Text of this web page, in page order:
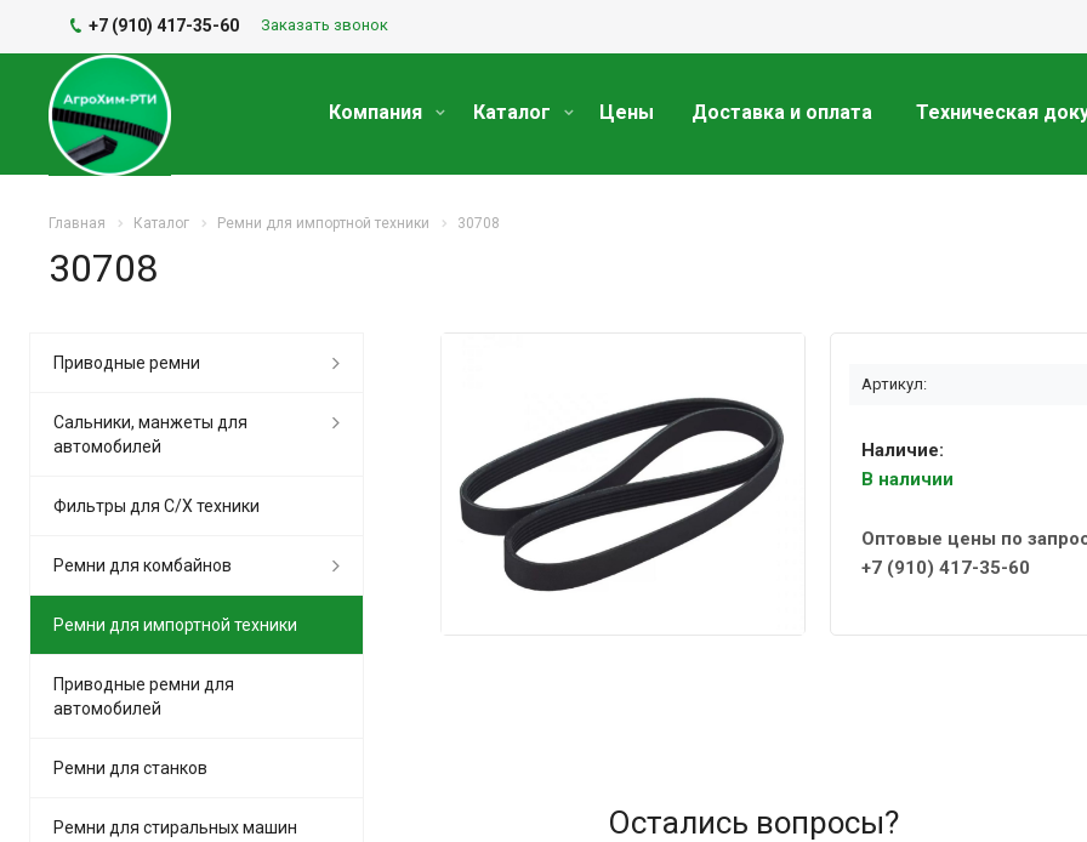
+7 (910) 417-35-60 Заказать звонок
Компания Каталог Цены Доставка и оплата Техническая
Главная Каталог Ремни для импортной техники 30708
30708
Артикул:
Наличие:
В наличии
Оптовые цены по
+7 (910) 417-35-60
Остались вопросы?
Приводные ремни
Сальники, манжеты для
автомобилей
Фильтры для С/Х техники
Ремни для комбайнов
Ремни для импортной техники
Приводные ремни для
автомобилей
Ремни для станков
Ремни для стиральных машин